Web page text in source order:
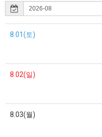
8.01(토)
8.02(일)
8.03(월)